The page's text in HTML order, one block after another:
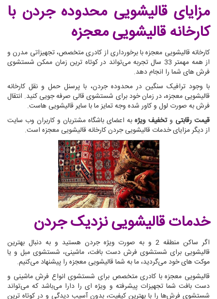
مزایای قالیشویی محدوده جردنبا
کارخانه قالیشویی معجزه
کارخانه قالیشویی معجزه با برخورداری از کادری متخصص، تجهیزاتی مدرن و
از همه مهمتر 33 سال تجربه می‌تواند در کوتاه ترین زمان ممکن شستشوی
فرش های شما را انجام دهد.
با وجود ترافیک سنگین در محدوده جردن، با پرسنل حمل و نقل کارخانه
قالیشویی معجزه، در زمان خود برای شستشوی قالی صرفه جویی کنید. انتقال
فرش به صورت لول و کاور شده وجه تمایز ما با سایر قالیشویی هاست.
قیمت رقابتی وتخفیف ویژه به اعضای باشگاه مشتریان و کاربران وب سایت
از دیگر مزایای خدمات قالیشویی جردن کارخانه قالیشویی معجزه است.
خدمات قالیشویی نزدیک جردن
اگر ساکن منطقه 2 و به صورت ویژه جردن هستید و به دنبال بهترین
قالیشویی برای شستشوی فرش دست بافت، ماشینی، شستشوی مبل و یا
موکت های خود می‌گردید، ما به شما قالیشویی معجزه را پیشنهاد می‌کنیم.
قالیشویی معجزه با کادری متخصص برای شستشوی انواع فرش ماشینی و
دست بافت شما تجهیزات پیشرفته و ویژه ای را دارا می‌باشد که می‌تواند
شستشوی فرش‌ها را با بهترین کیفیت، بدون آسیب دیدگی و در کوتاه ترین